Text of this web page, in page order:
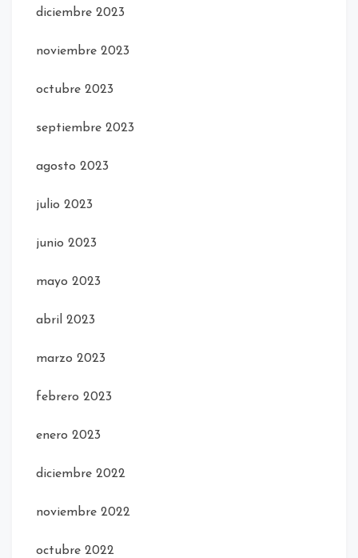
diciembre 2023
noviembre 2023
octubre 2023
septiembre 2023
agosto 2023
julio 2023
junio 2023
mayo 2023
abril 2023
marzo 2023
febrero 2023
enero 2023
diciembre 2022
noviembre 2022
octubre 2022